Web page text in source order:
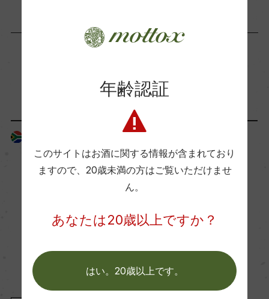
Wine Advocate 獲得点
Wine Spectator 得点
「生産者」が同じ商品
年齢認証
このサイトはお酒に関する情報が含まれており
ますので、 20歳未満の方はご覧いただけませ
ん。
あなたは20歳以上ですか？
はい。20歳以上です。